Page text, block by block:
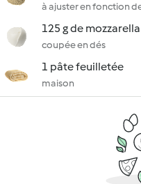
à ajuster en fonction
125 g de mozzarella
coupée en dés
1 pâte feuilletée
maison